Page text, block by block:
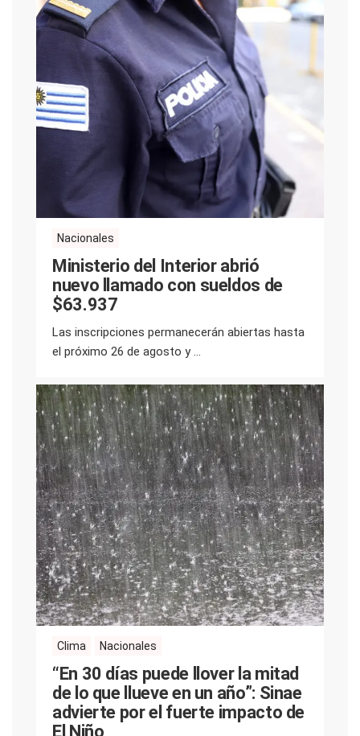
Nacionales
Ministerio del Interior abrió
nuevo llamado con sueldos de
$63.937
Las inscripciones permanecerán abiertas hasta
el próximo 26 de agosto y ...
Clima Nacionales
“En 30 días puede llover la mitad
de lo que llueve en un año”: Sinae
advierte por el fuerte impacto de
El Niño